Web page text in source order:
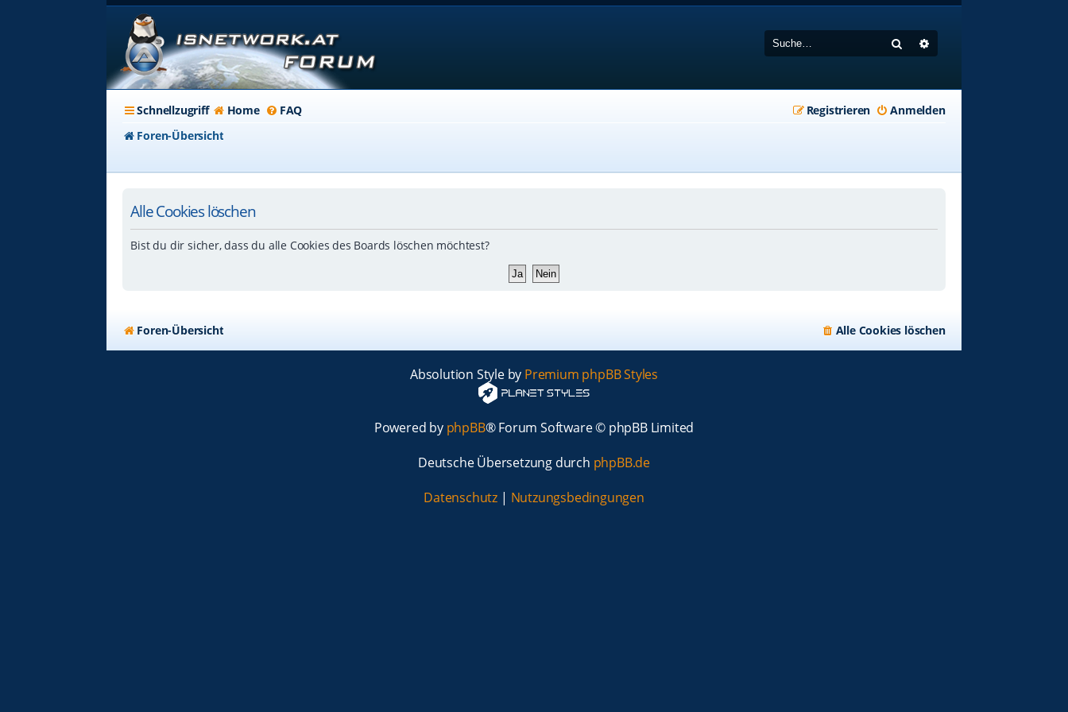
Suche
Schnellzugriff Home FAQ Anmelden
Registrieren
Foren-Übersicht
Alle Cookies löschen
Bist du dir sicher, dass du alle Cookies des Boards löschen möchtest?
Foren-Übersicht Alle Cookies löschen
Absolution Style by Premium phpBB Styles
Powered by phpBB® Forum Software © phpBB Limited
Deutsche Übersetzung durch phpBB.de
Datenschutz | Nutzungsbedingungen